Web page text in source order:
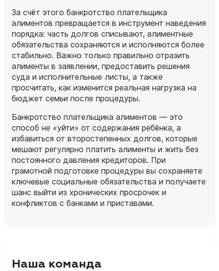
За счёт этого банкротство плательщика
алиментов превращается в инструмент наведения
порядка: часть долгов списывают, алиментные
обязательства сохраняются и исполняются более
стабильно. Важно только правильно отразить
алименты в заявлении, предоставить решения
суда и исполнительные листы, а также
просчитать, как изменится реальная нагрузка на
бюджет семьи после процедуры.
Банкротство плательщика алиментов — это
способ не «уйти» от содержания ребёнка, а
избавиться от второстепенных долгов, которые
мешают регулярно платить алименты и жить без
постоянного давления кредиторов. При
грамотной подготовке процедуры вы сохраняете
ключевые социальные обязательства и получаете
шанс выйти из хронических просрочек и
конфликтов с банками и приставами.
Наша команда